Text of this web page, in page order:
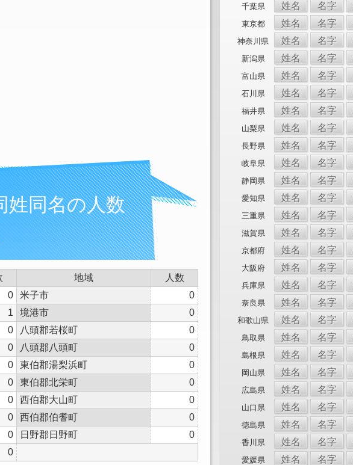
姓同名の人数
地域
人数
0 米子市
0
1 境港市
0
0 八頭郡若桜町
0
0 八頭郡八頭町
0
0 東伯郡湯梨浜町
0
0 東伯郡北栄町
0
0 西伯郡大山町
0
0 西伯郡伯耆町
0
0 日野郡日野町
0
0
千葉県 姓名 名字
東京都 姓名 名字
神奈川県 姓名 名字
新潟県 姓名 名字
富山県 姓名 名字
石川県 姓名 名字
福井県 姓名 名字
山梨県 姓名 名字
長野県 姓名 名字
岐阜県 姓名 名字
静岡県 姓名 名字
愛知県 姓名 名字
三重県 姓名 名字
滋賀県 姓名 名字
京都府 姓名 名字
大阪府 姓名 名字
兵庫県 姓名 名字
奈良県 姓名 名字
和歌山県 姓名 名字
鳥取県 姓名 名字
島根県 姓名 名字
岡山県 姓名 名字
広島県 姓名 名字
山口県 姓名 名字
徳島県 姓名 名字
香川県 姓名 名字
愛媛県 姓名 名字